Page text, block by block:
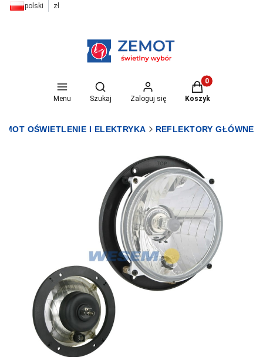
polski zł
Menu
Otwórz wyszukiwarkę
Szukaj Zaloguj się
Produkty w
Koszyk
OŚWIETLENIE I ELEKTRYKA REFLEKTORY GŁÓWNE